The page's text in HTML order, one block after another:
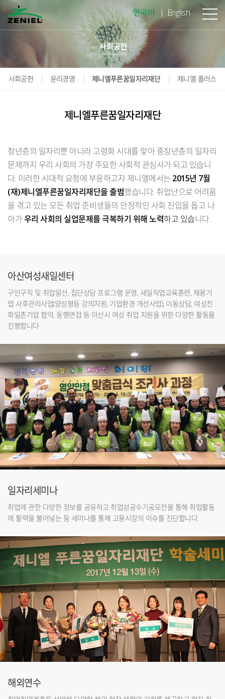
본문바로가기
한국어 English
사회공헌 윤리경영 제니엘푸른꿈일자리재단 제니엘 플러스
제니엘푸른꿈일자리재단
청년층의 일자리뿐 아니라 고령화 시대를 맞아 중장년층의 일자리
문제까지 우리 사회의 가장 주요한 사회적 관심사가 되고 있습니
다. 이러한 시대적 요청에 부응하고자 제니엘에서는 2015년 7월
(재)제니엘푸른꿈일자리재단을 출범했습니다. 취업난으로 어려움
을 겪고 있는 모든 취업 준비생들의 안정적인 사회 진입을 돕고 나
아가우리 사회의 실업문제를 극복하기 위해 노력하고 있습니다.
아산여성새일센터
구인구직 및 취업알선, 집단상담 프로그램 운영, 새일직업교육훈련, 채용기
업 사후관리사업(양성평등 강의지원, 기업환경 개선사업), 이동상담, 여성친
화일촌기업 협약, 동행면접 등 아산시 여성 취업 지원을 위한 다양한 활동을
진행합니다.
일자리세미나
취업에 관한 다양한 정보를 공유하고 취업성공수기공모전을 통해 취업활동
에 활력을 불어넣는 등 세미나를 통해 고용시장의 이슈를 진단합니다.
해외연수